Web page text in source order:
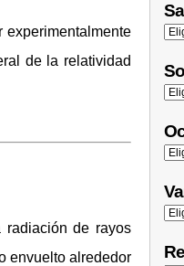
experimentalmente
de la relatividad
radiación de rayos
envuelto alrededor